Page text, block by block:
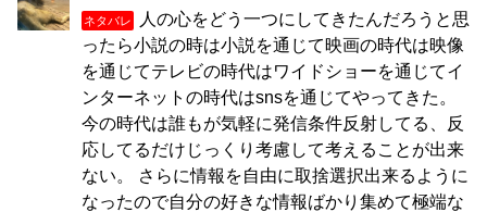
ネタバレ
人の心をどう一つにしてきたんだろうと思
ったら小説の時は小説を通じて映画の時代は映像
を通じてテレビの時代はワイドショーを通じてイ
ンターネットの時代はsnsを通じてやってきた。
今の時代は誰もが気軽に発信条件反射してる、反
応してるだけじっくり考慮して考えることが出来
ない。 さらに情報を自由に取捨選択出来るように
なったので自分の好きな情報ばかり集めて極端な